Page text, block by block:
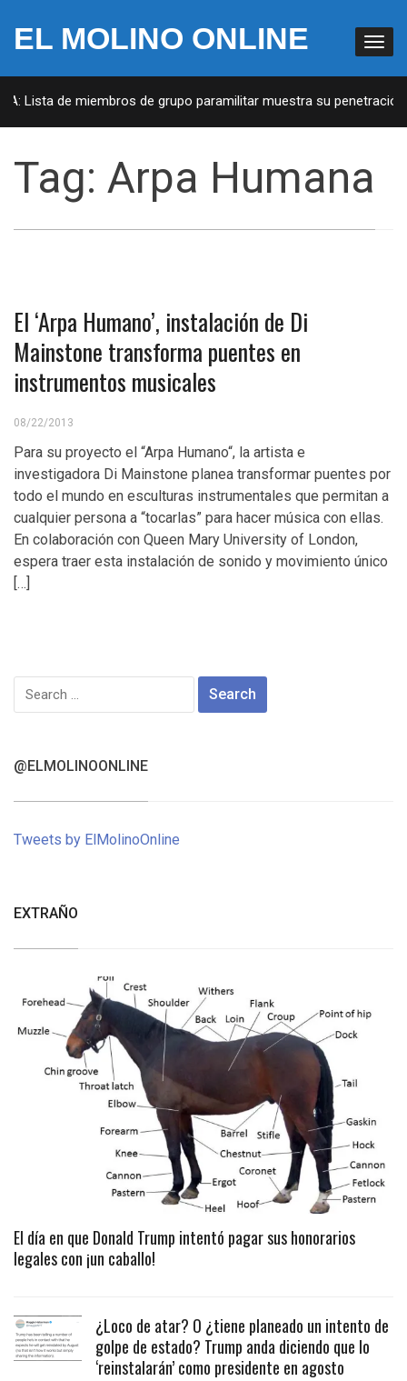
EL MOLINO ONLINE
Lista de miembros de grupo paramilitar muestra su penetración
Tag: Arpa Humana
El ‘Arpa Humano’, instalación de Di
Mainstone transforma puentes en
instrumentos musicales
08/22/2013
Para su proyecto el “Arpa Humano“, la artista e
investigadora Di Mainstone planea transformar puentes por
todo el mundo en esculturas instrumentales que permitan a
cualquier persona a “tocarlas” para hacer música con ellas.
En colaboración con Queen Mary University of London,
espera traer esta instalación de sonido y movimiento único
[…]
Search
for:
@ELMOLINOONLINE
Tweets by ElMolinoOnline
EXTRAÑO
El día en que Donald Trump intentó pagar sus honorarios
legales con ¡un caballo!
¿Loco de atar? O ¿tiene planeado un intento de
golpe de estado? Trump anda diciendo que lo
‘reinstalarán’ como presidente en agosto